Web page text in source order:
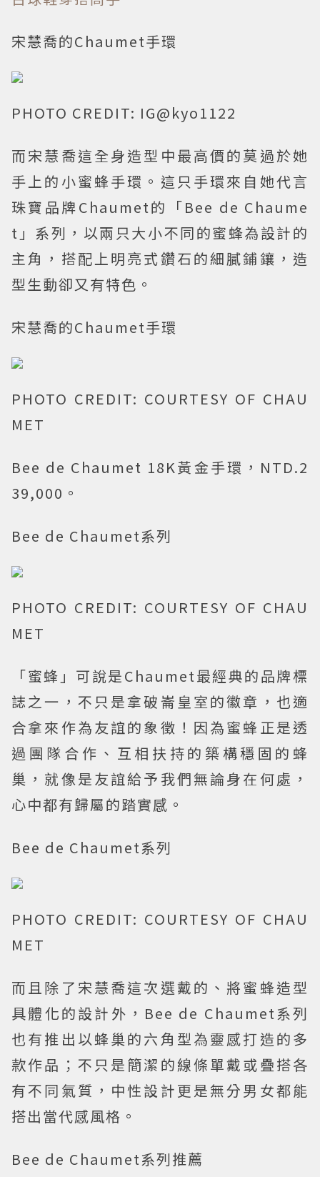
宋慧喬的Chaumet手環
PHOTO CREDIT: IG@kyo1122
而宋慧喬這全身造型中最高價的莫過於她
手上的小蜜蜂手環。這只手環來自她代言
珠寶品牌Chaumet的「Bee de Chaume
t」系列，以兩只大小不同的蜜蜂為設計的
主角，搭配上明亮式鑽石的細膩鋪鑲，造
型生動卻又有特色。
宋慧喬的Chaumet手環
PHOTO CREDIT: COURTESY OF CHAU
MET
Bee de Chaumet 18K黃金手環，NTD.2
39,000。
Bee de Chaumet系列
PHOTO CREDIT: COURTESY OF CHAU
MET
「蜜蜂」可說是Chaumet最經典的品牌標
誌之一，不只是拿破崙皇室的徽章，也適
合拿來作為友誼的象徵！因為蜜蜂正是透
過團隊合作、互相扶持的築構穩固的蜂
巢，就像是友誼給予我們無論身在何處，
心中都有歸屬的踏實感。
Bee de Chaumet系列
PHOTO CREDIT: COURTESY OF CHAU
MET
而且除了宋慧喬這次選戴的、將蜜蜂造型
具體化的設計外，Bee de Chaumet系列
也有推出以蜂巢的六角型為靈感打造的多
款作品；不只是簡潔的線條單戴或疊搭各
有不同氣質，中性設計更是無分男女都能
搭出當代感風格。
Bee de Chaumet系列推薦